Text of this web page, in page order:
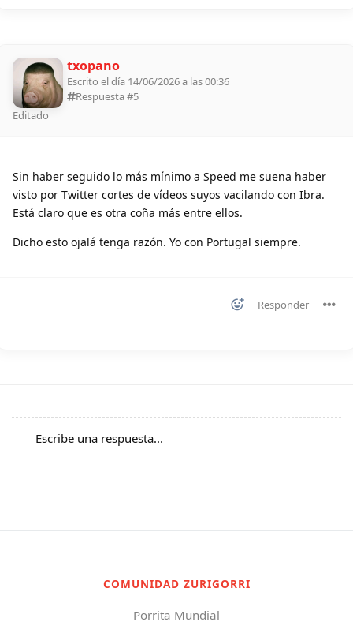
txopano
Escrito el día 14/06/2026 a las 00:36
Respuesta #5
Editado
Sin haber seguido lo más mínimo a Speed me suena haber
visto por Twitter cortes de vídeos suyos vacilando con Ibra.
Está claro que es otra coña más entre ellos.
Dicho esto ojalá tenga razón. Yo con Portugal siempre.
Responder
Escribe una respuesta...
COMUNIDAD ZURIGORRI
Porrita Mundial